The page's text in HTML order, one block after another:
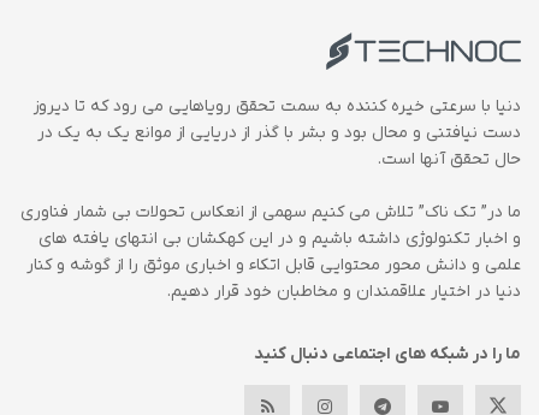
دنیا با سرعتی خیره کننده به سمت تحقق رویاهایی می رود که تا دیروز
دست نیافتنی و محال بود و بشر با گذر از دریایی از موانع یک به یک در
حال تحقق آنها است.
ما در” تک ناک” تلاش می کنیم سهمی از انعکاس تحولات بی شمار فناوری
و اخبار تکنولوژی داشته باشیم و در این کهکشان بی انتهای یافته های
علمی و دانش محور محتوایی قابل اتکاء و اخباری موثق را از گوشه و کنار
دنیا در اختیار علاقمندان و مخاطبان خود قرار دهیم.
ما را در شبکه های اجتماعی دنبال کنید